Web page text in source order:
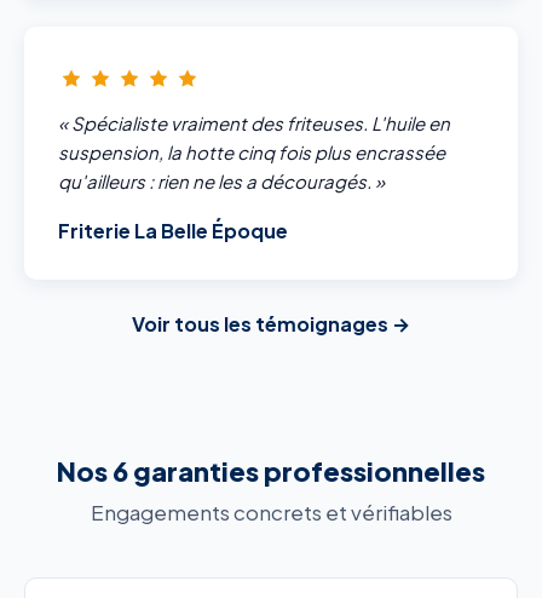
« Spécialiste vraiment des friteuses. L'huile en
suspension, la hotte cinq fois plus encrassée
qu'ailleurs : rien ne les a découragés. »
Friterie La Belle Époque
Voir tous les témoignages →
Nos 6 garanties professionnelles
Engagements concrets et vérifiables